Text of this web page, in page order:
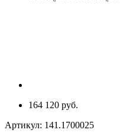
164 120 руб.
Артикул: 141.1700025